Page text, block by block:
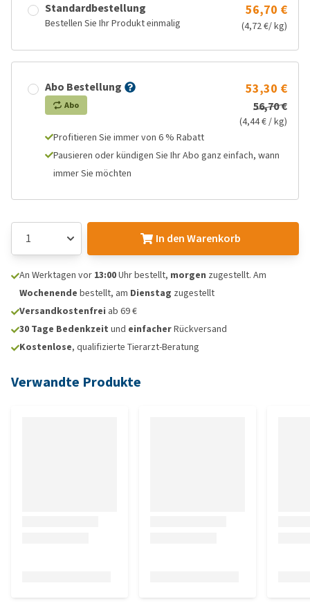
Standardbestellung
Bestellen Sie Ihr Produkt einmalig
56,70 €
(4,72 €/ kg)
Abo Bestellung
Abo
53,30 €
56,70 €
(4,44 € / kg)
Profitieren Sie immer von 6 % Rabatt
Pausieren oder kündigen Sie Ihr Abo ganz einfach, wann
immer Sie möchten
In den Warenkorb
An Werktagen vor 13:00Uhr bestellt, morgen zugestellt. Am
Wochenende bestellt, am Dienstag zugestellt
Versandkostenfrei ab 69 €
30 Tage Bedenkzeit und einfacherRückversand
Kostenlose, qualifizierte Tierarzt-Beratung
Verwandte Produkte